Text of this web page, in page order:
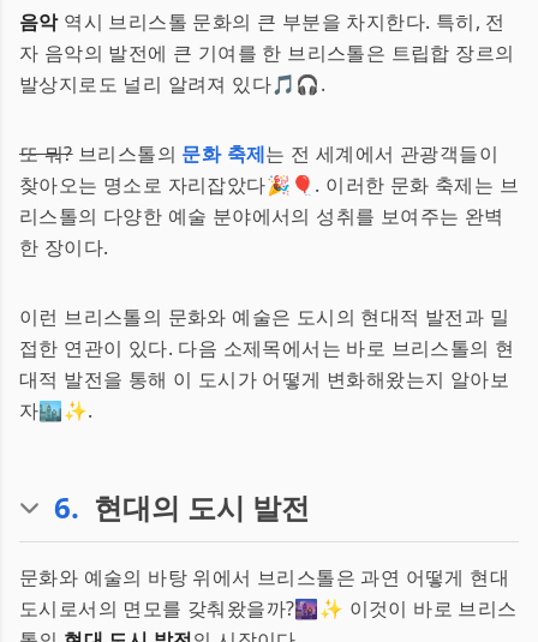
음악역시 브리스톨 문화의 큰 부분을 차지한다. 특히, 전
자 음악의 발전에 큰 기여를 한 브리스톨은 트립합 장르의
발상지로도 널리 알려져 있다🎵🎧.
또 뭐?브리스톨의 문화 축제는 전 세계에서 관광객들이
찾아오는 명소로 자리잡았다🎉🎈. 이러한 문화 축제는 브
리스톨의 다양한 예술 분야에서의 성취를 보여주는 완벽
한 장이다.
이런 브리스톨의 문화와 예술은 도시의 현대적 발전과 밀
접한 연관이 있다. 다음 소제목에서는 바로 브리스톨의 현
대적 발전을 통해 이 도시가 어떻게 변화해왔는지 알아보
자🏙️✨.
6. 현대의 도시 발전
문화와 예술의 바탕 위에서 브리스톨은 과연 어떻게 현대
도시로서의 면모를 갖춰왔을까?🌆✨ 이것이 바로 브리스